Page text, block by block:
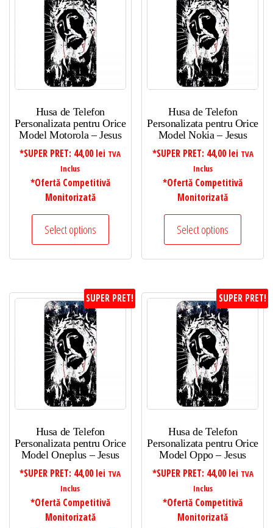
Husa de Telefon
Personalizata pentru Orice
Model Motorola – Jesus
*SUPER PRET: 44,00 lei TVA
Inclus
*Ofertă Competitivă
Monitorizată
Select options
Husa de Telefon
Personalizata pentru Orice
Model Nokia – Jesus
*SUPER PRET: 44,00 lei TVA
Inclus
*Ofertă Competitivă
Monitorizată
Select options
SUPER PRET!
Husa de Telefon
Personalizata pentru Orice
Model Oneplus – Jesus
*SUPER PRET: 44,00 lei TVA
Inclus
*Ofertă Competitivă
Monitorizată
SUPER PRET!
Husa de Telefon
Personalizata pentru Orice
Model Oppo – Jesus
*SUPER PRET: 44,00 lei TVA
Inclus
*Ofertă Competitivă
Monitorizată